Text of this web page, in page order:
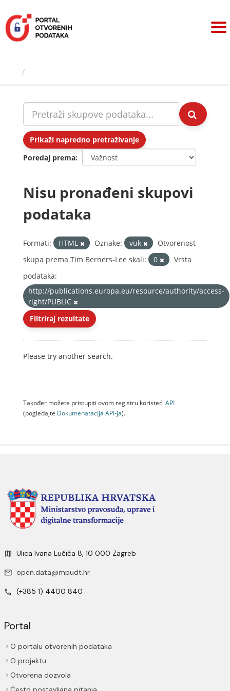
sadržaj
Prikaži napredno pretraživanje
Poredaj prema
Nisu pronađeni skupovi
podataka
Formati: HTML Oznake: vuk
Otvorenost
skupa prema Tim Berners-Lee skali:
0
Vrsta
podataka:
http://publications.europa.eu/resource/authority/access-
right/PUBLIC
Filtriraj rezultate
Please try another search.
Također možete pristupiti ovom registru koristeći API
(pogledajte Dokumenаtаcijа API-jа).